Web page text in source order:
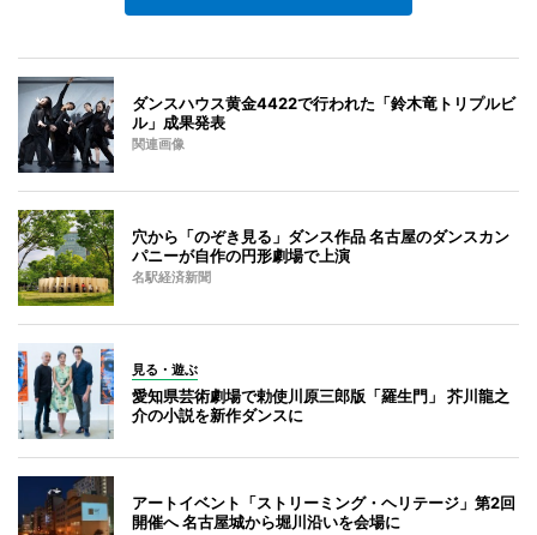
ダンスハウス黄金4422で行われた「鈴木竜トリプルビ
ル」成果発表
関連画像
穴から「のぞき見る」ダンス作品 名古屋のダンスカン
パニーが自作の円形劇場で上演
名駅経済新聞
見る・遊ぶ
愛知県芸術劇場で勅使川原三郎版「羅生門」 芥川龍之
介の小説を新作ダンスに
アートイベント「ストリーミング・ヘリテージ」第2回
開催へ 名古屋城から堀川沿いを会場に